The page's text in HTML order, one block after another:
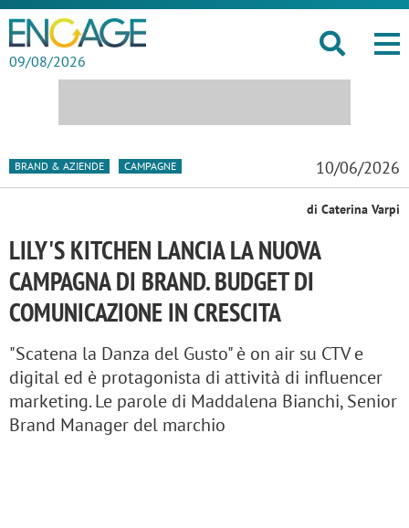
09/08/2026
BRAND & AZIENDE CAMPAGNE 10/06/2026
di Caterina Varpi
LILY'S KITCHEN LANCIA LA NUOVA
CAMPAGNA DI BRAND. BUDGET DI
COMUNICAZIONE IN CRESCITA
"Scatena la Danza del Gusto" è on air su CTV e
digital ed è protagonista di attività di influencer
marketing. Le parole di Maddalena Bianchi, Senior
Brand Manager del marchio